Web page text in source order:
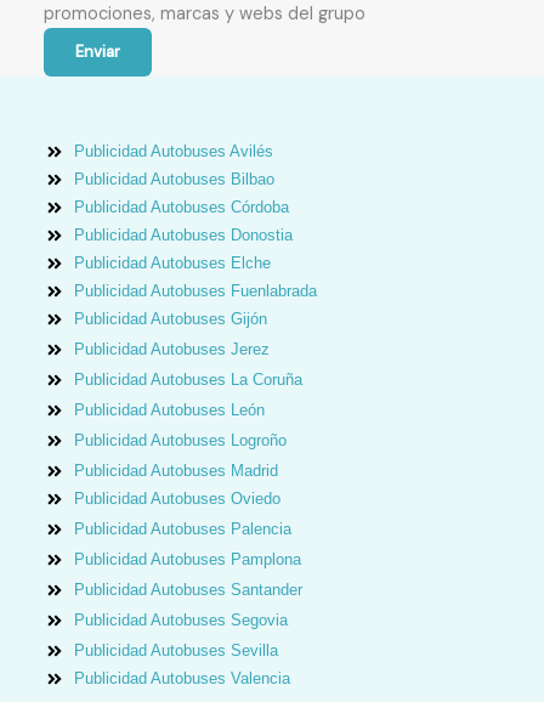
promociones, marcas y webs del grupo
Enviar
Publicidad Autobuses Avilés
Publicidad Autobuses Bilbao
Publicidad Autobuses Córdoba
Publicidad Autobuses Donostia
Publicidad Autobuses Elche
Publicidad Autobuses Fuenlabrada
Publicidad Autobuses Gijón
Publicidad Autobuses Jerez
Publicidad Autobuses La Coruña
Publicidad Autobuses León
Publicidad Autobuses Logroño
Publicidad Autobuses Madrid
Publicidad Autobuses Oviedo
Publicidad Autobuses Palencia
Publicidad Autobuses Pamplona
Publicidad Autobuses Santander
Publicidad Autobuses Segovia
Publicidad Autobuses Sevilla
Publicidad Autobuses Valencia